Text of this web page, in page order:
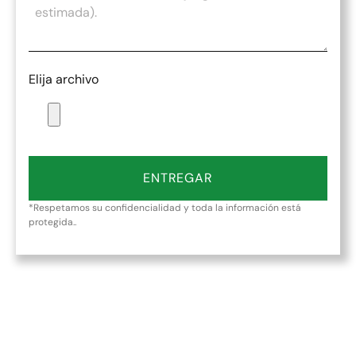
Elija archivo
ENTREGAR
*Respetamos su confidencialidad y toda la información está
protegida..